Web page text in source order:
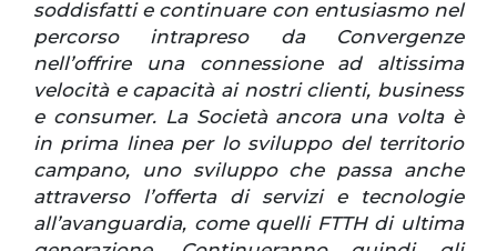
soddisfatti e continuare con entusiasmo nel
percorso intrapreso da Convergenze
nell’offrire una connessione ad altissima
velocità e capacità ai nostri clienti, business
e consumer. La Società ancora una volta è
in prima linea per lo sviluppo del territorio
campano, uno sviluppo che passa anche
attraverso l’offerta di servizi e tecnologie
all’avanguardia, come quelli FTTH di ultima